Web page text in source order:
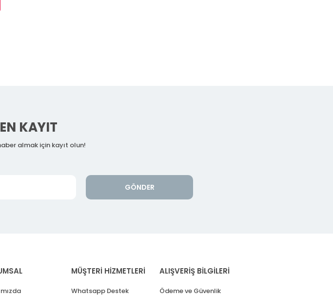
KAYIT
almak için kayıt olun!
GÖNDER
MÜŞTERİ HİZMETLERİ
Whatsapp Destek
ALIŞVERİŞ BİLGİLERİ
Ödeme ve Güvenlik